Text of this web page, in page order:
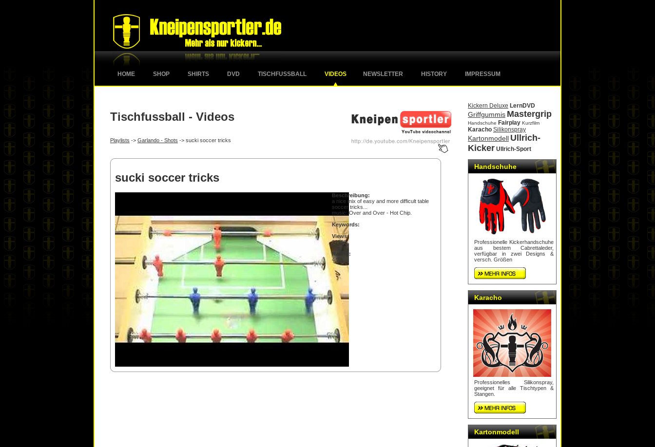
HOME SHOP SHIRTS DVD TISCHFUSSBALL VIDEOS NEWSLETTER HISTORY IMPRESSUM
Tischfussball - Videos
Playlists -> Garlando - Shots -> sucki soccer tricks
sucki soccer tricks
Beschreibung:
a nice mix of easy and more difficult table
soccer tricks...
music: Over and Over - Hot Chip.
Keywords:
Views:
31758
Rating:
4.73
Kickern Deluxe LernDVD
Griffgummis Mastergrip
Handschuhe Fairplay Kurzfilm
Karacho Silikonspray
Kartonmodell Ullrich-
Kicker Ullrich-Sport
Handschuhe
Professionelle Kickerhandschuhe
aus bestem Cabrettaleder,
verfügbar in zwei Designs &
versch. Größen
Karacho
Professionelles Silikonspray,
geeignet für alle Tischtypen &
Stangen.
Kartonmodell